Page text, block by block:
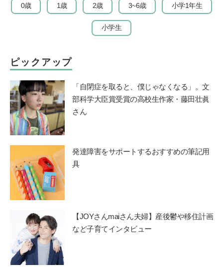
0歳 1歳 2歳 3~6歳 小学1年生
小学生
ピックアップ
「自閉症を取ると、僕じゃなくなる」。文
部科学大臣賞受賞の高校生作家・藤田壮眞
さん
発達障害をサポートするおすすめの筆記用
具
【JOYさんmaiさん夫婦】産後鬱や移住計画
など子育てインタビュー